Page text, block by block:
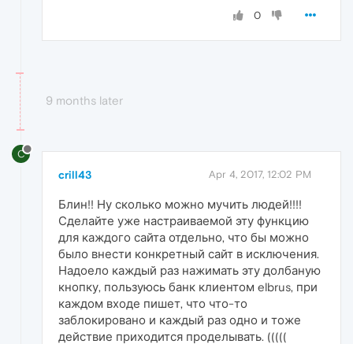
0
9 months later
C
crill43 Apr 4, 2017, 12:02 PM
Блин!! Ну сколько можно мучить людей!!!!
Сделайте уже настраиваемой эту функцию
для каждого сайта отдельно, что бы можно
было внести конкретный сайт в исключения.
Надоело каждый раз нажимать эту долбаную
кнопку, пользуюсь банк клиентом elbrus, при
каждом входе пишет, что что-то
заблокировано и каждый раз одно и тоже
действие приходится проделывать. (((((